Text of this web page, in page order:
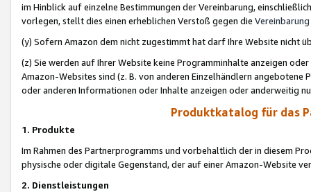
im Hinblick auf einzelne Bestimmungen der Vereinbarung,
vorlegen, stellt dies einen erheblichen Verstoß gegen die Vereinbarung
(y) Sofern Amazon dem nicht zugestimmt hat darf Ihre Website nicht
(z) Sie werden auf Ihrer Website keine Programminhalte anzeigen
Amazon-Websites sind (z. B. von anderen Einzelhändlern
oder anderen Informationen oder Inhalte anzeigen oder anderweitig
Produktkatalog für das
1. Produkte
Im Rahmen des Partnerprogramms und vorbehaltlich der in diesem
physische oder digitale Gegenstand, der auf einer Amazon-Website
2. Dienstleistungen